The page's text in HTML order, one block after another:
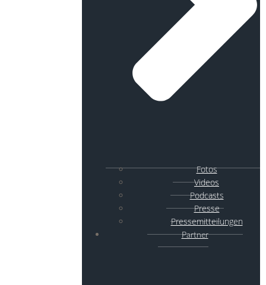
Fotos
Videos
Podcasts
Presse
Pressemitteilungen
Partner